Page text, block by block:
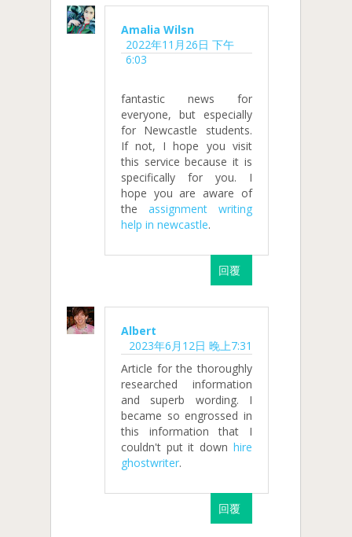
Amalia Wilsn
2022年11月26日 下午
6:03
fantastic news for
everyone, but especially
for Newcastle students.
If not, I hope you visit
this service because it is
specifically for you. I
hope you are aware of
the assignment writing
help in newcastle.
回覆
Albert
2023年6月12日 晚上7:31
Article for the thoroughly
researched information
and superb wording. I
became so engrossed in
this information that I
couldn't put it down hire
ghostwriter.
回覆